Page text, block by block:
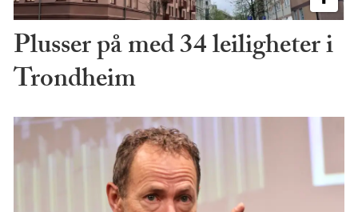
Plusser på med 34 leiligheter i
Trondheim